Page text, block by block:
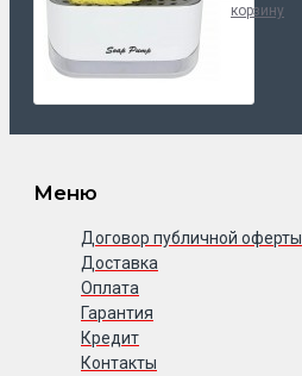
корзину
Меню
Договор публичной оферты
Доставка
Оплата
Гарантия
Кредит
Контакты